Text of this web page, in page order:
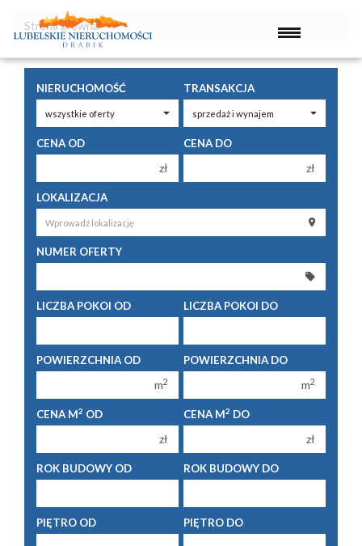
Strona główna
NIERUCHOMOŚĆ TRANSAKCJA
CENA OD
zł
150 000 zł
250 000 zł
300 000 zł
350 000 zł
400 000 zł
CENA DO
zł
250 000 zł
300 000 zł
350 000 zł
400 000 zł
LOKALIZACJA
NUMER OFERTY
LICZBA POKOI OD
1 pokój
3 pokoje
4 pokoje
5 pokoi
6 pokoi
LICZBA POKOI DO
1 pokój
3 pokoje
4 pokoje
5 pokoi
6 pokoi
POWIERZCHNIA OD
m2
POWIERZCHNIA DO
m2
CENA M2 OD
zł
CENA M2 DO
zł
ROK BUDOWY OD ROK BUDOWY DO
PIĘTRO OD PIĘTRO DO